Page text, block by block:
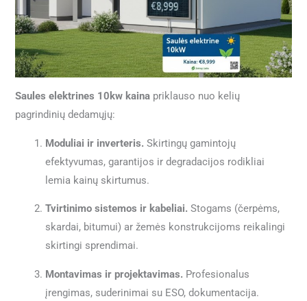
Saules elektrines 10kw kaina priklauso nuo kelių
pagrindinių dedamųjų:
Moduliai ir inverteris. Skirtingų gamintojų
efektyvumas, garantijos ir degradacijos rodikliai
lemia kainų skirtumus.
Tvirtinimo sistemos ir kabeliai. Stogams (čerpėms,
skardai, bitumui) ar žemės konstrukcijoms reikalingi
skirtingi sprendimai.
Montavimas ir projektavimas. Profesionalus
įrengimas, suderinimai su ESO, dokumentacija.